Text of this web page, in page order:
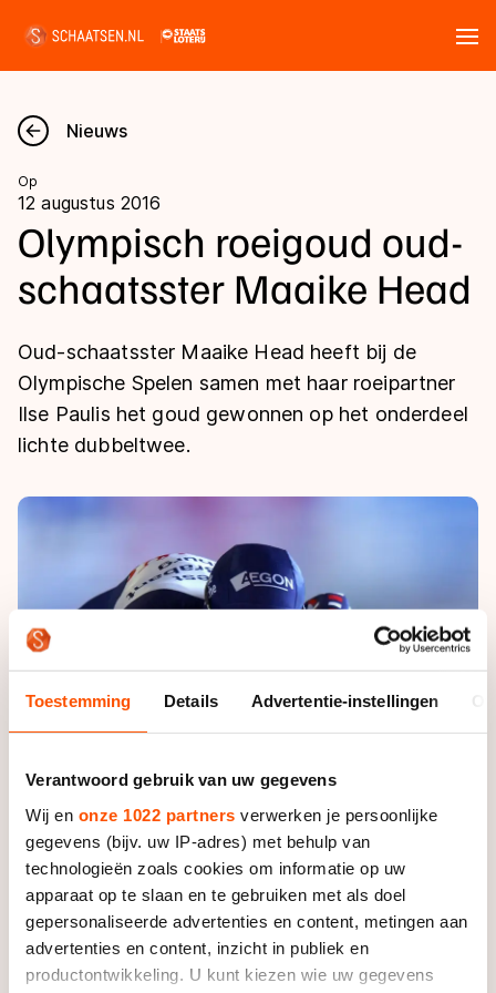
Toestemming Details Advertentie-instellingen
Verantwoord gebruik van uw gegevens
Wij en onze 1022 partners verwerken je persoonlijke
gegevens (bijv. uw IP-adres) met behulp van
technologieën zoals cookies om informatie op uw
apparaat op te slaan en te gebruiken met als doel
gepersonaliseerde advertenties en content, metingen aan
advertenties en content, inzicht in publiek en
productontwikkeling. U kunt kiezen wie uw gegevens
Nieuws
Kalender
Disciplines
Langebaan
Shorttrack
Inlineskaten
Kunstschaatsen
Uitslagen
Langebaan
Shorttrack
Inlineskaten
Kunstschaatsen
Tijden & historie
Persoonlijke records & tijden
Historie & statistiek
De weg op
Inschrijven wedstrijden
Algemene Nederlandse Schaatstijd
Deze zomer de weg op
Waar kan ik schaatsen en skaten?
Schaatsfans
Alles voor jou als schaatsfan
Tickets
Word schaatsfan!
Winacties
Olympische Spelen
Olympische Spelen
Medaille overzicht
Medaillespiegel
Olympische uitslagen
Van Jong tot Goud verhalen
Nieuws
Op
12 augustus 2016
Olympisch roeigoud oud-
schaatsster Maaike Head
Oud-schaatsster Maaike Head heeft bij de
Olympische Spelen samen met haar roeipartner
Ilse Paulis het goud gewonnen op het onderdeel
lichte dubbeltwee.
Foto: Sander Uijlenbroek